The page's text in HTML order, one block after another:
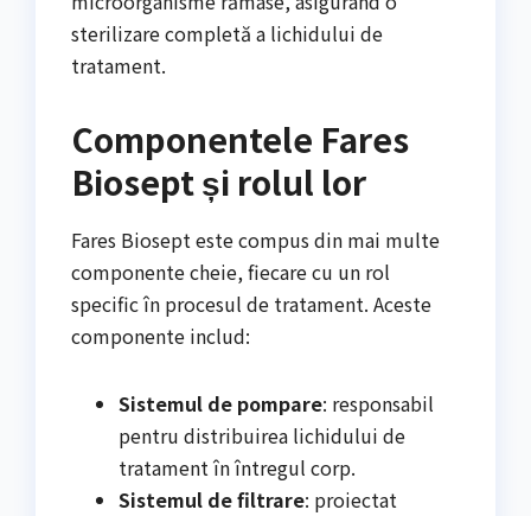
sterilizare completă a lichidului de
tratament.
Componentele Fares
Biosept și rolul lor
Fares Biosept este compus din mai multe
componente cheie, fiecare cu un rol
specific în procesul de tratament. Aceste
componente includ:
Sistemul de pompare: responsabil
pentru distribuirea lichidului de
tratament în întregul corp.
Sistemul de filtrare: proiectat